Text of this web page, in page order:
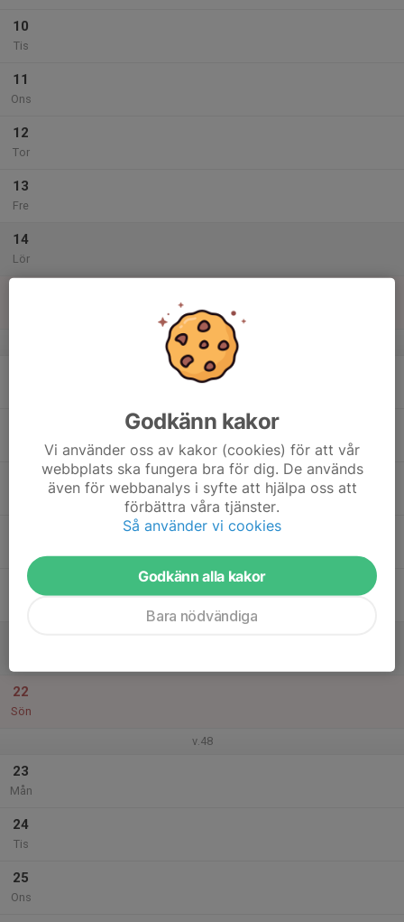
10
Tis
11
Ons
12
Tor
13
Fre
14
Lör
v.47
20
22
Sön
v.48
23
Mån
24
Tis
25
Ons
Godkänn kakor
Vi använder oss av kakor (cookies) för att vår
webbplats ska fungera bra för dig. De används
även för webbanalys i syfte att hjälpa oss att
förbättra våra tjänster.
Så använder vi cookies
Godkänn alla kakor
Bara nödvändiga